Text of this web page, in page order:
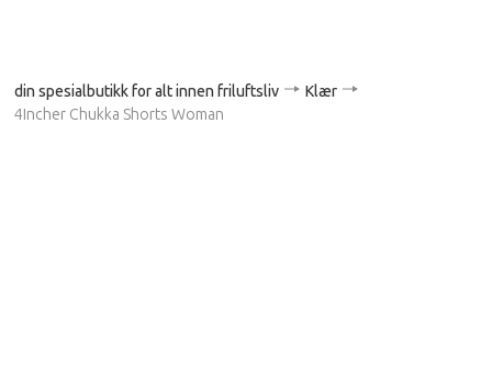
din spesialbutikk for alt innen friluftsliv
Klær
4Incher Chukka Shorts Woman